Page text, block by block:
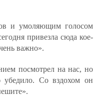
и умоляющим голосом
привезла сюда кое-
важно».
посмотрел на нас, но
Со вздохом он